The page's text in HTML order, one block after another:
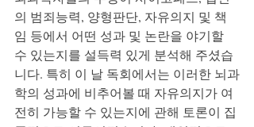
의 범죄능력, 양형판단, 자유의지 및 책
임 등에서 어떤 성과 및 논란을 야기할
수 있는지를 설득력 있게 분석해 주셨습
니다. 특히 이 날 독회에서는 이러한 뇌과
학의 성과에 비추어볼 때 자유의지가 여
전히 가능할 수 있는지에 관해 토론이 집